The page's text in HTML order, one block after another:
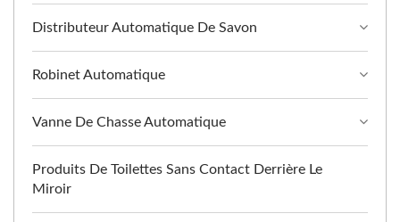
Distributeur Automatique De Savon
Robinet Automatique
Vanne De Chasse Automatique
Produits De Toilettes Sans Contact Derrière Le
Miroir